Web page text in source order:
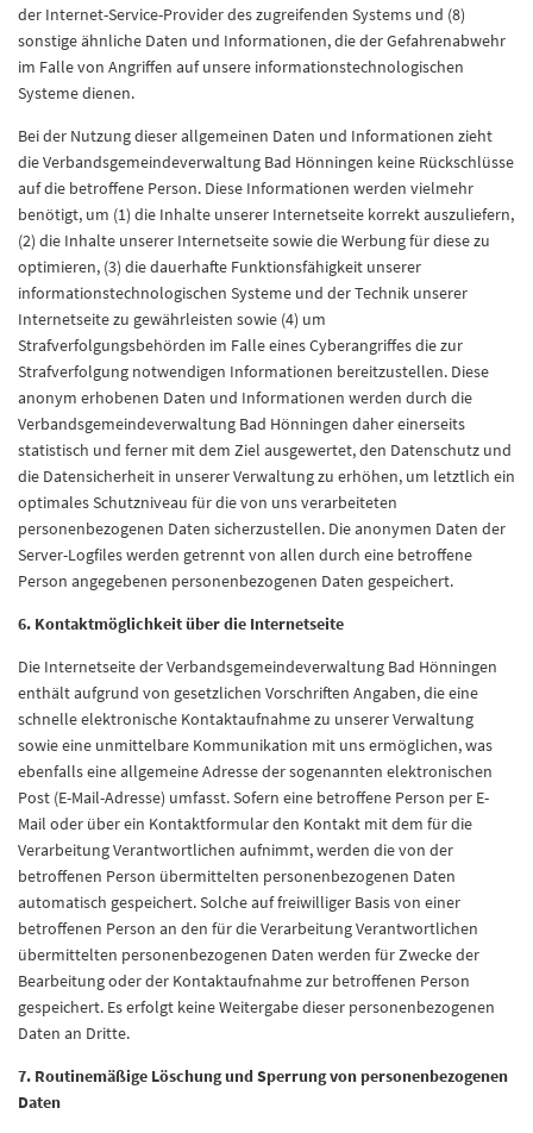
der Internet-Service-Provider des zugreifenden Systems und (8)
sonstige ähnliche Daten und Informationen, die der Gefahrenabwehr
im Falle von Angriffen auf unsere informationstechnologischen
Systeme dienen.
Bei der Nutzung dieser allgemeinen Daten und Informationen zieht
die Verbandsgemeindeverwaltung Bad Hönningen keine Rückschlüsse
auf die betroffene Person. Diese Informationen werden vielmehr
benötigt, um (1) die Inhalte unserer Internetseite korrekt auszuliefern,
(2) die Inhalte unserer Internetseite sowie die Werbung für diese zu
optimieren, (3) die dauerhafte Funktionsfähigkeit unserer
informationstechnologischen Systeme und der Technik unserer
Internetseite zu gewährleisten sowie (4) um
Strafverfolgungsbehörden im Falle eines Cyberangriffes die zur
Strafverfolgung notwendigen Informationen bereitzustellen. Diese
anonym erhobenen Daten und Informationen werden durch die
Verbandsgemeindeverwaltung Bad Hönningen daher einerseits
statistisch und ferner mit dem Ziel ausgewertet, den Datenschutz und
die Datensicherheit in unserer Verwaltung zu erhöhen, um letztlich ein
optimales Schutzniveau für die von uns verarbeiteten
personenbezogenen Daten sicherzustellen. Die anonymen Daten der
Server-Logfiles werden getrennt von allen durch eine betroffene
Person angegebenen personenbezogenen Daten gespeichert.
6. Kontaktmöglichkeit über die Internetseite
Die Internetseite der Verbandsgemeindeverwaltung Bad Hönningen
enthält aufgrund von gesetzlichen Vorschriften Angaben, die eine
schnelle elektronische Kontaktaufnahme zu unserer Verwaltung
sowie eine unmittelbare Kommunikation mit uns ermöglichen, was
ebenfalls eine allgemeine Adresse der sogenannten elektronischen
Post (E-Mail-Adresse) umfasst. Sofern eine betroffene Person per E-
Mail oder über ein Kontaktformular den Kontakt mit dem für die
Verarbeitung Verantwortlichen aufnimmt, werden die von der
betroffenen Person übermittelten personenbezogenen Daten
automatisch gespeichert. Solche auf freiwilliger Basis von einer
betroffenen Person an den für die Verarbeitung Verantwortlichen
übermittelten personenbezogenen Daten werden für Zwecke der
Bearbeitung oder der Kontaktaufnahme zur betroffenen Person
gespeichert. Es erfolgt keine Weitergabe dieser personenbezogenen
Daten an Dritte.
7. Routinemäßige Löschung und Sperrung von personenbezogenen
Daten